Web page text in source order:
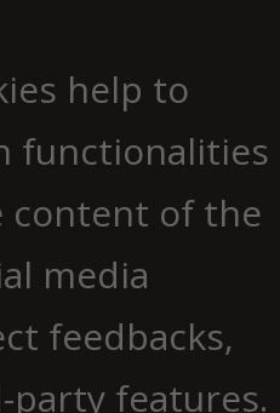
help to
functionalities
content of the
media
feedbacks,
features.